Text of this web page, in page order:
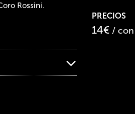
Rossini.
PRECIOS
14€ /